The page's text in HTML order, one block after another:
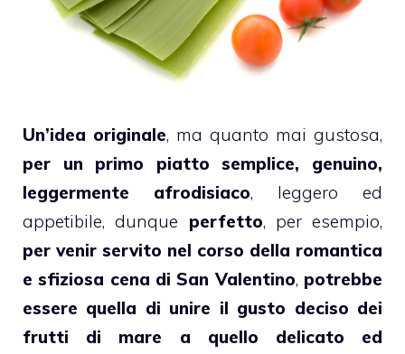
Un’idea originale, ma quanto mai gustosa,
per un primo piatto semplice, genuino,
leggermente afrodisiaco, leggero ed
appetibile, dunque perfetto, per esempio,
per venir servito nel corso della romantica
e sfiziosa cena di San Valentino, potrebbe
essere quella di unire il gusto deciso dei
frutti di mare a quello delicato ed